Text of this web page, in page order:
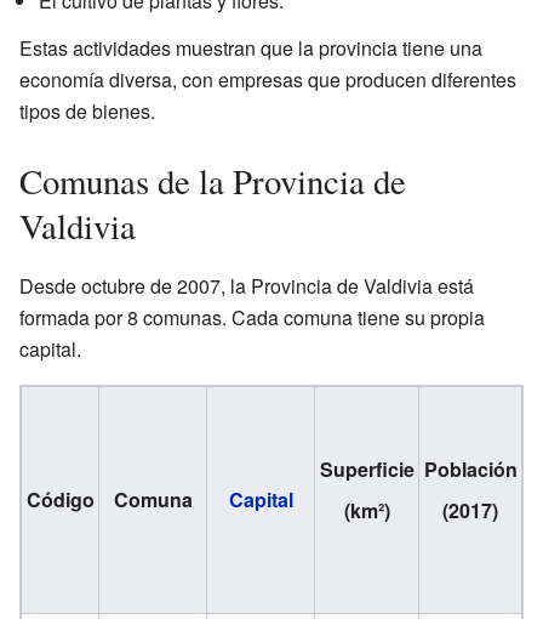
Estas actividades muestran que la provincia tiene una
economía diversa, con empresas que producen diferentes
tipos de bienes.
Comunas de la Provincia de
Valdivia
Desde octubre de 2007, la Provincia de Valdivia está
formada por 8 comunas. Cada comuna tiene su propia
capital.
Código Comuna Capital
Superficie
(km²)
Población
(2017)